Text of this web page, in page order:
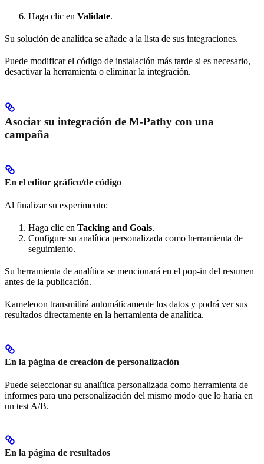
Haga clic en Validate.
Su solución de analítica se añade a la lista de sus integraciones.
Puede modificar el código de instalación más tarde si es necesario,
desactivar la herramienta o eliminar la integración.
Asociar su integración de M-Pathy con una
campaña
En el editor gráfico/de código
Al finalizar su experimento:
Haga clic en Tacking and Goals.
Configure su analítica personalizada como herramienta de
seguimiento.
Su herramienta de analítica se mencionará en el pop-in del resumen
antes de la publicación.
Kameleoon transmitirá automáticamente los datos y podrá ver sus
resultados directamente en la herramienta de analítica.
En la página de creación de personalización
Puede seleccionar su analítica personalizada como herramienta de
informes para una personalización del mismo modo que lo haría en
un test A/B.
En la página de resultados